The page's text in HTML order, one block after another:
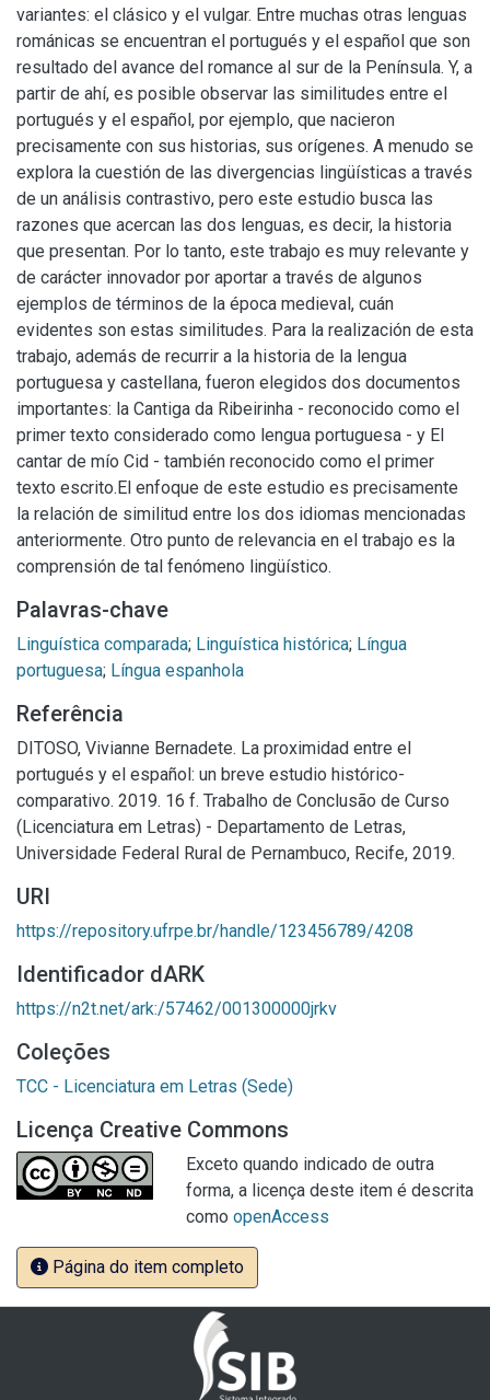
variantes: el clásico y el vulgar. Entre muchas otras lenguas
románicas se encuentran el portugués y el español que son
resultado del avance del romance al sur de la Península. Y, a
partir de ahí, es posible observar las similitudes entre el
portugués y el español, por ejemplo, que nacieron
precisamente con sus historias, sus orígenes. A menudo se
explora la cuestión de las divergencias lingüísticas a través
de un análisis contrastivo, pero este estudio busca las
razones que acercan las dos lenguas, es decir, la historia
que presentan. Por lo tanto, este trabajo es muy relevante y
de carácter innovador por aportar a través de algunos
ejemplos de términos de la época medieval, cuán
evidentes son estas similitudes. Para la realización de esta
trabajo, además de recurrir a la historia de la lengua
portuguesa y castellana, fueron elegidos dos documentos
importantes: la Cantiga da Ribeirinha - reconocido como el
primer texto considerado como lengua portuguesa - y El
cantar de mío Cid - también reconocido como el primer
texto escrito.El enfoque de este estudio es precisamente
la relación de similitud entre los dos idiomas mencionadas
anteriormente. Otro punto de relevancia en el trabajo es la
comprensión de tal fenómeno lingüístico.
Palavras-chave
Linguística comparada; Linguística histórica; Língua
portuguesa; Língua espanhola
Referência
DITOSO, Vivianne Bernadete. La proximidad entre el
portugués y el español: un breve estudio histórico-
comparativo. 2019. 16 f. Trabalho de Conclusão de Curso
(Licenciatura em Letras) - Departamento de Letras,
Universidade Federal Rural de Pernambuco, Recife, 2019.
URI
https://repository.ufrpe.br/handle/123456789/4208
Identificador dARK
https://n2t.net/ark:/57462/001300000jrkv
Coleções
TCC - Licenciatura em Letras (Sede)
Licença Creative Commons
Exceto quando indicado de outra
forma, a licença deste item é descrita
como openAccess
Página do item completo